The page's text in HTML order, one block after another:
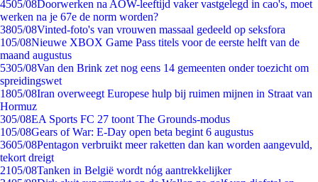
4505/08Doorwerken na AOW-leeftijd vaker vastgelegd in cao's, moet
werken na je 67e de norm worden?
3805/08Vinted-foto's van vrouwen massaal gedeeld op seksfora
105/08Nieuwe XBOX Game Pass titels voor de eerste helft van de
maand augustus
5305/08Van den Brink zet nog eens 14 gemeenten onder toezicht om
spreidingswet
1805/08Iran overweegt Europese hulp bij ruimen mijnen in Straat van
Hormuz
305/08EA Sports FC 27 toont The Grounds-modus
105/08Gears of War: E-Day open beta begint 6 augustus
3605/08Pentagon verbruikt meer raketten dan kan worden aangevuld,
tekort dreigt
2105/08Tanken in België wordt nóg aantrekkelijker